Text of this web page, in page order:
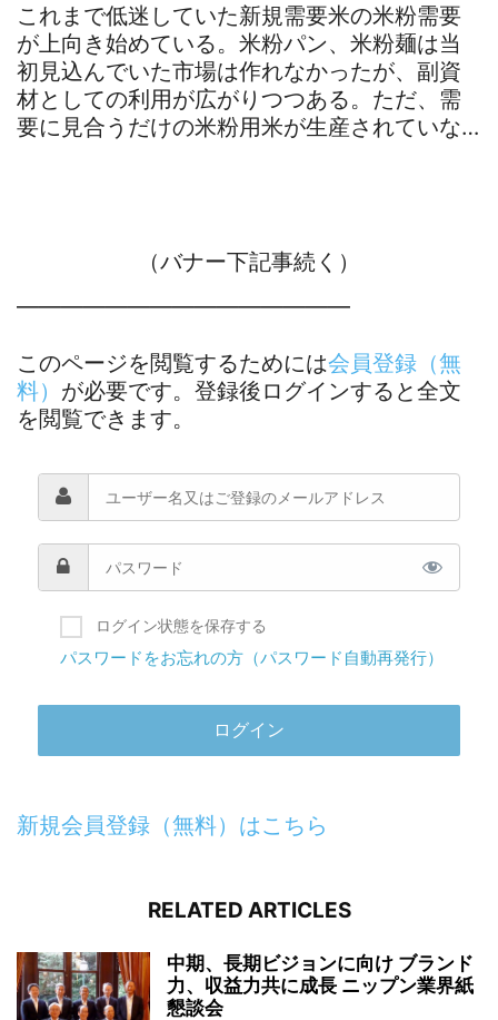
これまで低迷していた新規需要米の米粉需要
が上向き始めている。米粉パン、米粉麺は当
初見込んでいた市場は作れなかったが、副資
材としての利用が広がりつつある。ただ、需
要に見合うだけの米粉用米が生産されていな…
（バナー下記事続く）
―――――――――――――――
このページを閲覧するためには会員登録（無
料） が必要です。登録後ログインすると全文
を閲覧できます。
ログイン状態を保存する
パスワードをお忘れの方（パスワード自動再発行）
新規会員登録（無料）はこちら
RELATED ARTICLES
中期、長期ビジョンに向け ブランド
力、収益力共に成長 ニップン業界紙
懇談会